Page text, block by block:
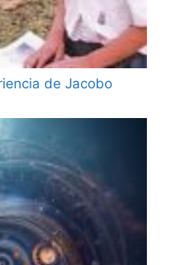
de Jacobo